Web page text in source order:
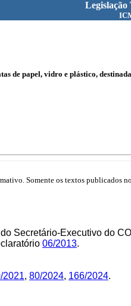
de papel, vidro e plástico,
Somente os textos publicados
Secretário-Executivo do
06/2013.
2021, 80/2024, 166/2024.